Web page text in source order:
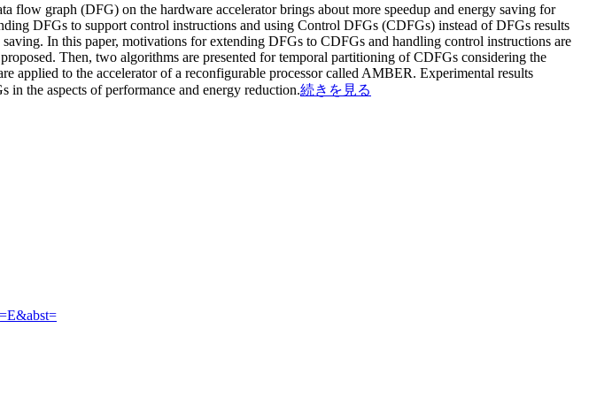
graph (DFG) on the hardware accelerator brings about more speedup and energy saving for
DFGs to support control instructions and using Control DFGs (CDFGs) instead of DFGs results
In this paper, motivations for extending DFGs to CDFGs and handling control instructions are
Then, two algorithms are presented for temporal partitioning of CDFGs considering the
applied to the accelerator of a reconfigurable processor called AMBER. Experimental results
the aspects of performance and energy reduction.続きを見る